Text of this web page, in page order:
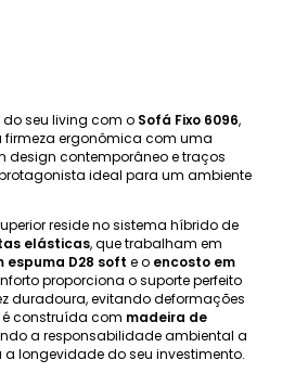
seu living com o Sofá Fixo 6096,
ergonômica com uma
design contemporâneo e traços
ideal para um ambiente
reside no sistema híbrido de
elásticas, que trabalham em
espuma D28 soft e o encosto em
proporciona o suporte perfeito
duradoura, evitando deformações
construída com madeira de
a responsabilidade ambiental a
longevidade do seu investimento.